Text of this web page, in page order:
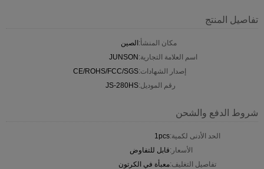
تفاصيل المنتج
مكان المنشأ:الصين
اسم العلامة التجارية:JUNSON
إصدار الشهادات:CE/ROHS/FCC/SGS
رقم الموديل:JS-280HS
شروط الدفع والشحن
الحد الأدنى لكمية:1pcs
الأسعار:قابل للتفاوض
تفاصيل التغليف:معبأة في الكرتون